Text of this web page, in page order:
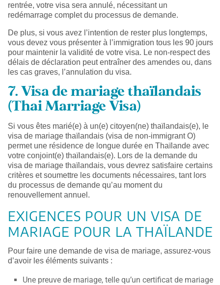
rentrée, votre visa sera annulé, nécessitant un
redémarrage complet du processus de demande.
De plus, si vous avez l’intention de rester plus longtemps,
vous devez vous présenter à l’immigration tous les 90 jours
pour maintenir la validité de votre visa. Le non-respect des
délais de déclaration peut entraîner des amendes ou, dans
les cas graves, l’annulation du visa.
7. Visa de mariage thaïlandais
(Thai Marriage Visa)
Si vous êtes marié(e) à un(e) citoyen(ne) thaïlandais(e), le
visa de mariage thaïlandais (visa de non-immigrant O)
permet une résidence de longue durée en Thaïlande avec
votre conjoint(e) thaïlandais(e). Lors de la demande du
visa de mariage thaïlandais, vous devrez satisfaire certains
critères et soumettre les documents nécessaires, tant lors
du processus de demande qu’au moment du
renouvellement annuel.
EXIGENCES POUR UN VISA DE
MARIAGE POUR LA THAÏLANDE
Pour faire une demande de visa de mariage, assurez-vous
d’avoir les éléments suivants :
Une preuve de mariage, telle qu’un certificat de mariage